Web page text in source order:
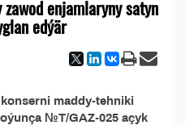
zawod enjamlaryny satyn
edýär
maddy-tehniki
№T/GAZ-025 açyk